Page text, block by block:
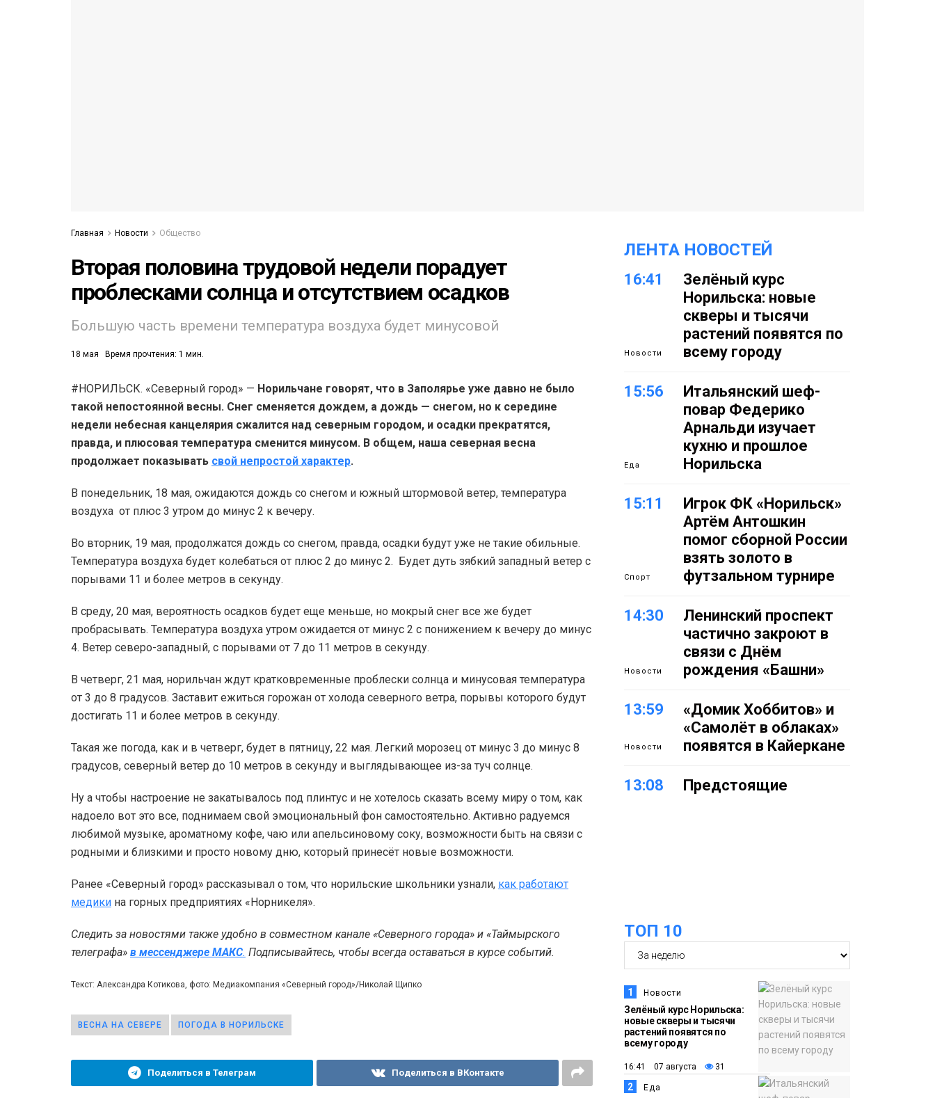
Главная Новости Общество
Вторая половина трудовой недели порадует
проблесками солнца и отсутствием осадков
Большую часть времени температура воздуха будет минусовой
18 мая Время прочтения: 1 мин.
#НОРИЛЬСК. «Северный город» — Норильчане говорят, что в Заполярье уже давно не было
такой непостоянной весны. Снег сменяется дождем, а дождь — снегом, но к середине
недели небесная канцелярия сжалится над северным городом, и осадки прекратятся,
правда, и плюсовая температура сменится минусом. В общем, наша северная весна
продолжает показывать свой непростой характер.
В понедельник, 18 мая, ожидаются дождь со снегом и южный штормовой ветер, температура
воздуха от плюс 3 утром до минус 2 к вечеру.
Во вторник, 19 мая, продолжатся дождь со снегом, правда, осадки будут уже не такие обильные.
Температура воздуха будет колебаться от плюс 2 до минус 2. Будет дуть зябкий западный ветер с
порывами 11 и более метров в секунду.
В среду, 20 мая, вероятность осадков будет еще меньше, но мокрый снег все же будет
пробрасывать. Температура воздуха утром ожидается от минус 2 с понижением к вечеру до минус
4. Ветер северо-западный, с порывами от 7 до 11 метров в секунду.
В четверг, 21 мая, норильчан ждут кратковременные проблески солнца и минусовая температура
от 3 до 8 градусов. Заставит ежиться горожан от холода северного ветра, порывы которого будут
достигать 11 и более метров в секунду.
Такая же погода, как и в четверг, будет в пятницу, 22 мая. Легкий морозец от минус 3 до минус 8
градусов, северный ветер до 10 метров в секунду и выглядывающее из-за туч солнце.
Ну а чтобы настроение не закатывалось под плинтус и не хотелось сказать всему миру о том, как
надоело вот это все, поднимаем свой эмоциональный фон самостоятельно. Активно радуемся
любимой музыке, ароматному кофе, чаю или апельсиновому соку, возможности быть на связи с
родными и близкими и просто новому дню, который принесёт новые возможности.
Ранее «Северный город» рассказывал о том, что норильские школьники узнали, как работают
медики на горных предприятиях «Норникеля».
Следить за новостями также удобно в совместном канале «Северного города» и «Таймырского
телеграфа» в мессенджере MAКС. Подписывайтесь, чтобы всегда оставаться в курсе событий.
Текст: Александра Котикова, фото: Медиакомпания «Северный город»/Николай Щипко
ВЕСНА НА СЕВЕРЕ ПОГОДА В НОРИЛЬСКЕ
Поделиться в Телеграм Поделиться в ВКонтакте
ЛЕНТА НОВОСТЕЙ
16:41
Новости
Зелёный курс
Норильска: новые
скверы и тысячи
растений появятся по
всему городу
15:56
Еда
Итальянский шеф-
повар Федерико
Арнальди изучает
кухню и прошлое
Норильска
15:11
Спорт
Игрок ФК «Норильск»
Артём Антошкин
помог сборной России
взять золото в
футзальном турнире
14:30
Новости
Ленинский проспект
частично закроют в
связи с Днём
рождения «Башни»
13:59
Новости
«Домик Хоббитов» и
«Самолёт в облаках»
появятся в Кайеркане
13:08
Предстоящие
Общество
центра
адаптироваться к
11:53
Культура
22 земских работника
культуры отправятся
в малые города и сёла
ТОП 10
1 Новости
Зелёный курс Норильска:
новые скверы и тысячи
растений появятся по
всему городу
16:41 07 августа 31
2 Еда